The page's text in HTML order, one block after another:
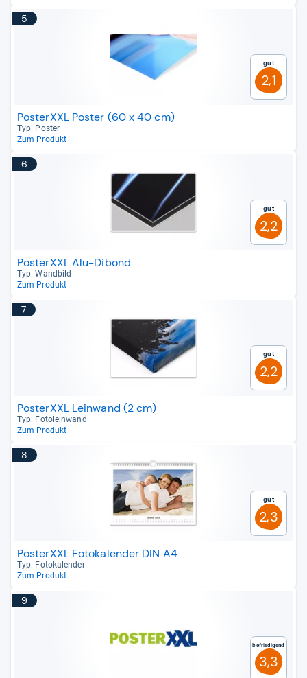
5
Gut
2,1
PosterXXL Poster (60 x 40 cm)
Typ: Pos­ter
Zum Produkt
6
Gut
2,2
PosterXXL Alu-Dibond
Typ: Wand­bild
Zum Produkt
7
Gut
2,2
PosterXXL Leinwand (2 cm)
Typ: Foto­le­in­wand
Zum Produkt
8
Gut
2,3
PosterXXL Fotokalender DIN A4
Typ: Foto­ka­len­der
Zum Produkt
9
Befriedigend
3,3